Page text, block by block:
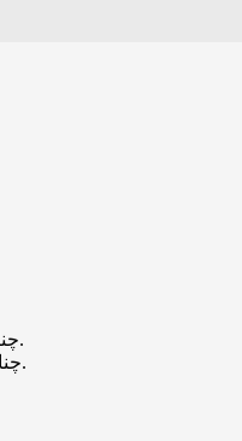
چنانچه از لینک سایر وبسایت ها و یا وبسایت خود در دیدگاه استفاده کرده باشید تایید نخواهد شد.
چنانچه در دیدگاه خود از شماره تماس، ایمیل و آیدی تلگرام استفاده کرده باشید تایید نخواهد شد.